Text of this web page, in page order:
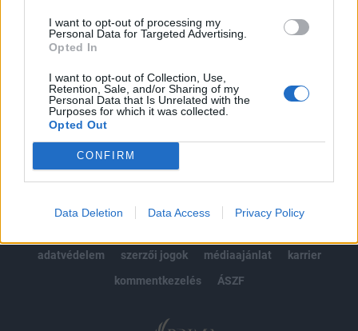
I want to opt-out of processing my
Personal Data for Targeted Advertising.
Opted In
I want to opt-out of Collection, Use,
Retention, Sale, and/or Sharing of my
Personal Data that Is Unrelated with the
Purposes for which it was collected.
Opted Out
CONFIRM
Data Deletion Data Access Privacy Policy
Előfizetés
MÁR ELŐFIZETŐNK VAGY?BEJELENTKEZÉS
adatvédelem
szerzői jogok médiaajánlat
karrier
kommentkezelés
ÁSZF